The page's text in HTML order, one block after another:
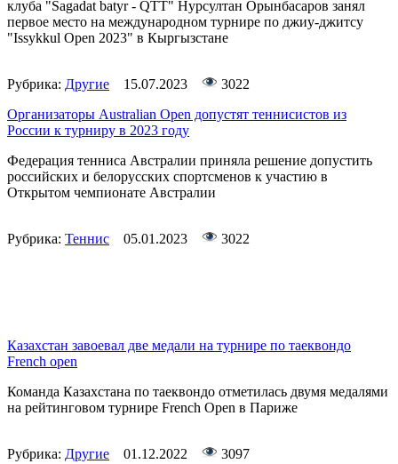
клуба "Sagadat batyr - QTT" Нурсултан Орынбасаров занял
первое место на международном турнире по джиу-джитсу
"Issykkul Open 2023" в Кыргызстане
Рубрика: Другие 15.07.2023
3022
Организаторы Australian Open допустят теннисистов из
России к турниру в 2023 году
Федерация тенниса Австралии приняла решение допустить
российских и белорусских спортсменов к участию в
Открытом чемпионате Австралии
Рубрика: Теннис 05.01.2023 3022
Казахстан завоевал две медали на турнире по таеквондо
French open
Команда Казахстана по таеквондо отметилась двумя медалями
на рейтинговом турнире French Open в Париже
Рубрика: Другие 01.12.2022 3097